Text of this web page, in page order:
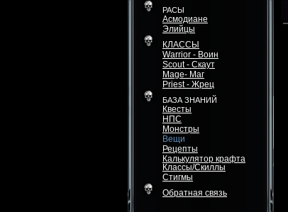
РАСЫ
Асмодиане
Элийцы
КЛАССЫ
Warrior - Воин
Scout - Скаут
Mage- Маг
Priest - Жрец
БАЗА ЗНАНИЙ
Квесты
НПС
Монстры
Вещи
Рецепты
Калькулятор крафта
Классы/Скиллы
Стигмы
Обратная связь